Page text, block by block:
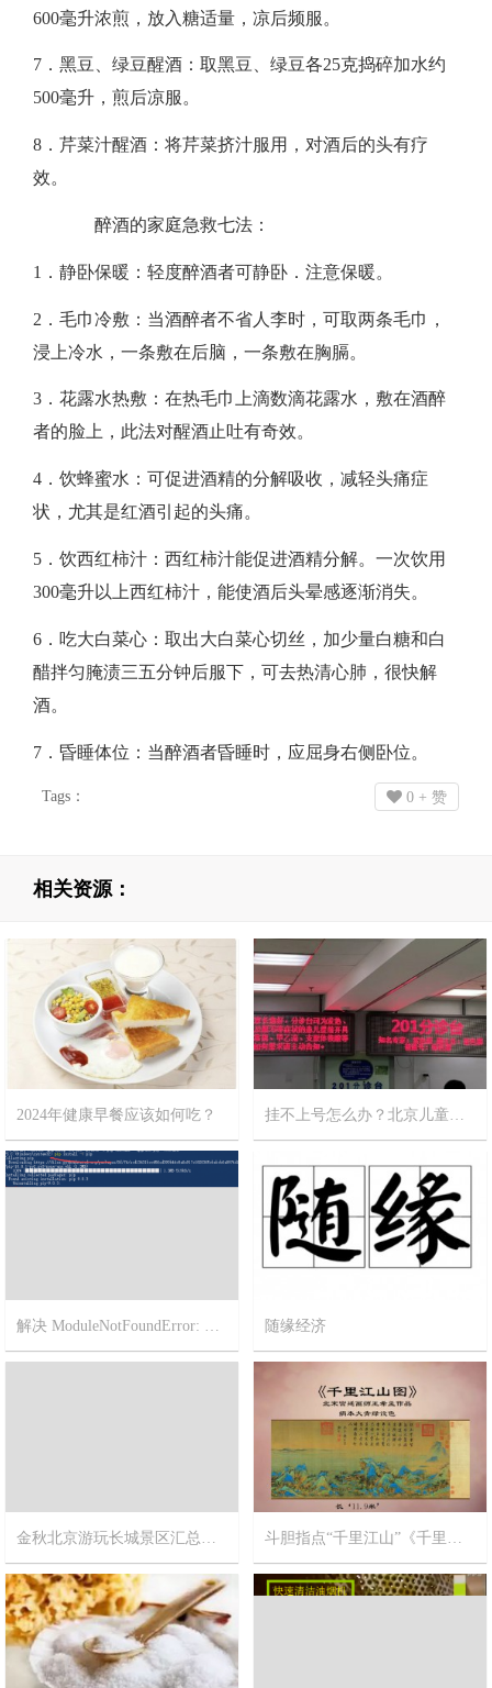
分
600毫升浓煎，放入糖适量，凉后频服。
​7．黑豆、绿豆醒酒：取黑豆、绿豆各25克捣碎加水约
500毫升，煎后凉服。
​8．芹菜汁醒酒：将芹菜挤汁服用，对酒后的头有疗
效。
​​醉酒的家庭急救七法​：
1．静卧保暖：轻度醉酒者可静卧．注意保暖。​
2．毛巾冷敷：当酒醉者不省人李时，可取两条毛巾，
浸上冷水，一条敷在后脑，一条敷在胸膈。​
3．花露水热敷：在热毛巾上滴数滴花露水，敷在酒醉
者的脸上，此法对醒酒止吐有奇效。​
4．饮蜂蜜水：可促进酒精的分解吸收，减轻头痛症
状，尤其是红酒引起的头痛。
​5．饮西红柿汁：西红柿汁能促进酒精分解。一次饮用
300毫升以上西红柿汁，能使酒后头晕感逐渐消失。
​6．吃大白菜心：取出大白菜心切丝，加少量白糖和白
醋拌匀腌渍三五分钟后服下，可去热清心肺，很快解
酒。​
7．昏睡体位：当醉酒者昏睡时，应屈身右侧卧位。​
Tags： 0 + 赞
相关资源：
2024年健康早餐应该如何吃？
2024-2-12 11
挂不上号怎么办？北京儿童医院攻略
解决 ModuleNotFoundError: No module named ‘pip’ 随缘经济
2017-10-11 9 2017-9-20 12